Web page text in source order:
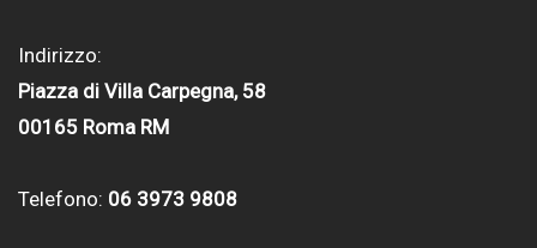
Indirizzo:
Piazza di Villa Carpegna, 58
00165 Roma RM
Telefono: 06 3973 9808